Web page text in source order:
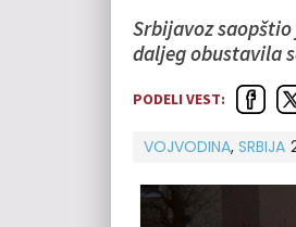
Srbijavoz
daljeg obustavila
PODELI VEST:
VOJVODINA, SRBIJA